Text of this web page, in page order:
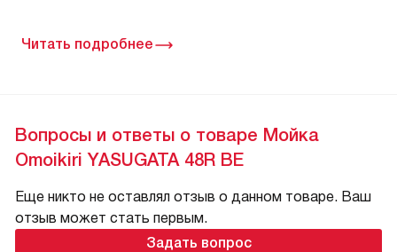
Читать подробнее
Вопросы и ответы о товаре Мойка
Omoikiri YASUGATA 48R BE
Еще никто не оставлял отзыв о данном товаре. Ваш
отзыв может стать первым.
Задать вопрос